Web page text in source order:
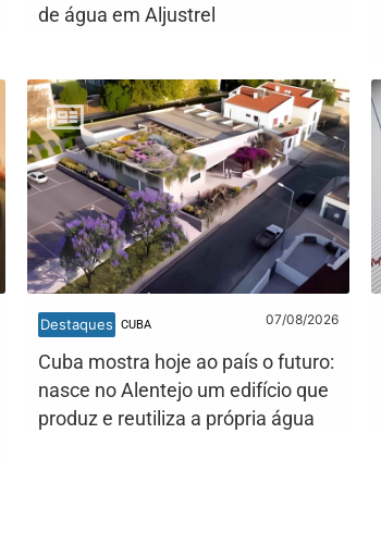
de água em Aljustrel
Destaques CUBA 07/08/2026
Cuba mostra hoje ao país o futuro:
nasce no Alentejo um edifício que
produz e reutiliza a própria água